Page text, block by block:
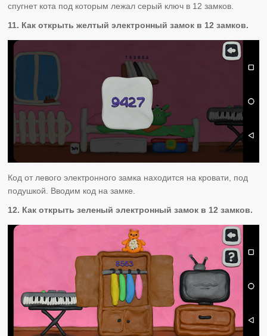
спугнет кота под которым лежал серый ключ в 12 замков.
11. Как открыть желтый электронный замок в 12 замков.
Код от левого электронного замка находится на кровати, под
подушкой. Вводим код на замке.
12. Как открыть зеленый электронный замок в 12 замков.